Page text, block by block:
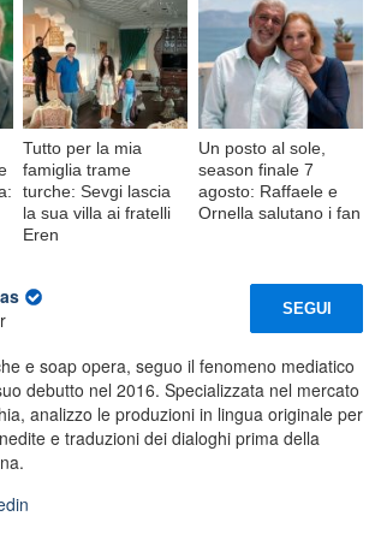
Tutto per la mia
famiglia trame
turche: Sevgi lascia
la sua villa ai fratelli
Eren
Un posto al sole,
season finale 7
agosto: Raffaele e
Ornella salutano i fan
SEGUI
e soap opera, seguo il fenomeno mediatico
debutto nel 2016. Specializzata nel mercato
analizzo le produzioni in lingua originale per
e traduzioni dei dialoghi prima della